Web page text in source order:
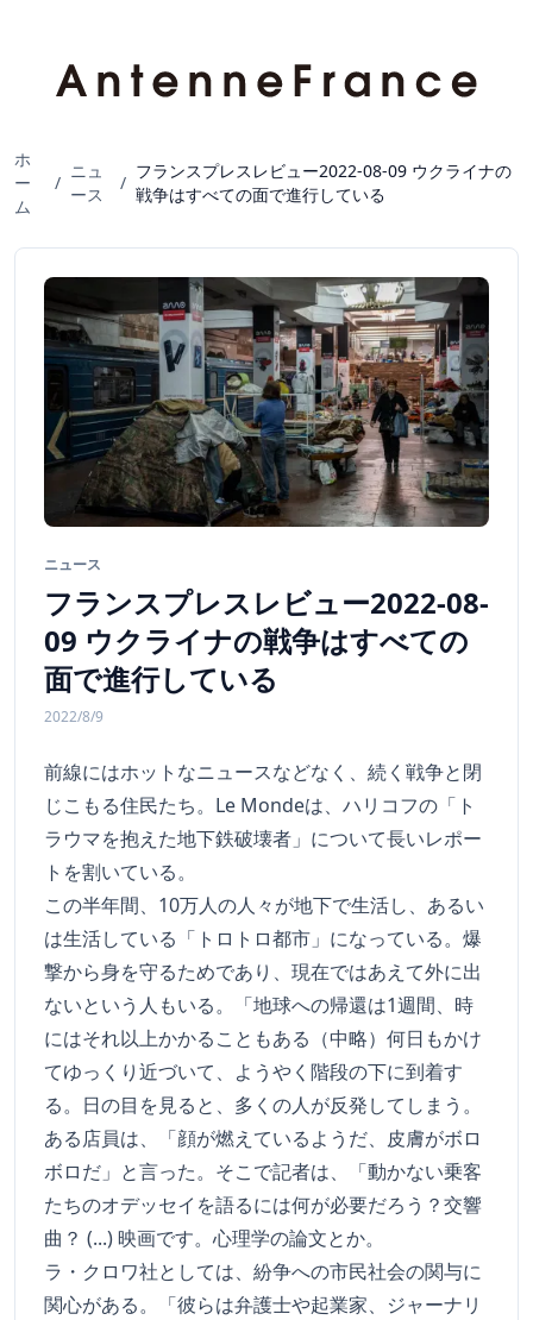
ホ
ー
ム
/
ニュ
ース
/
フランスプレスレビュー2022-08-09 ウクライナの
戦争はすべての面で進行している
ニュース
フランスプレスレビュー2022-08-
09 ウクライナの戦争はすべての
面で進行している
2022/8/9
前線にはホットなニュースなどなく、続く戦争と閉
じこもる住民たち。Le Mondeは、ハリコフの「ト
ラウマを抱えた地下鉄破壊者」について長いレポー
トを割いている。
この半年間、10万人の人々が地下で生活し、あるい
は生活している「トロトロ都市」になっている。爆
撃から身を守るためであり、現在ではあえて外に出
ないという人もいる。「地球への帰還は1週間、時
にはそれ以上かかることもある（中略）何日もかけ
てゆっくり近づいて、ようやく階段の下に到着す
る。日の目を見ると、多くの人が反発してしまう。
ある店員は、「顔が燃えているようだ、皮膚がボロ
ボロだ」と言った。そこで記者は、「動かない乗客
たちのオデッセイを語るには何が必要だろう？交響
曲？ (...) 映画です。心理学の論文とか。
ラ・クロワ社としては、紛争への市民社会の関与に
関心がある。「彼らは弁護士や起業家、ジャーナリ